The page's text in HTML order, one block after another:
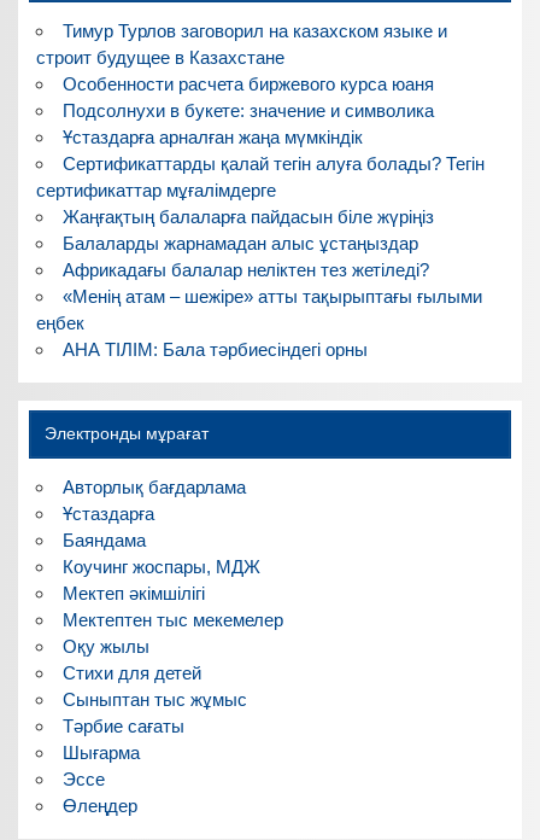
Тимур Турлов заговорил на казахском языке и
строит будущее в Казахстане
Особенности расчета биржевого курса юаня
Подсолнухи в букете: значение и символика
Ұстаздарға арналған жаңа мүмкіндік
Сертификаттарды қалай тегін алуға болады? Тегін
сертификаттар мұғалімдерге
Жаңғақтың балаларға пайдасын біле жүріңіз
Балаларды жарнамадан алыс ұстаңыздар
Африкадағы балалар неліктен тез жетіледі?
«Менің атам – шежіре» атты тақырыптағы ғылыми
еңбек
АНА ТІЛІМ: Бала тәрбиесіндегі орны
Электронды мұрағат
Авторлық бағдарлама
Ұстаздарға
Баяндама
Коучинг жоспары, МДЖ
Мектеп әкімшілігі
Мектептен тыс мекемелер
Оқу жылы
Стихи для детей
Сыныптан тыс жұмыс
Тәрбие сағаты
Шығарма
Эссе
Өлеңдер